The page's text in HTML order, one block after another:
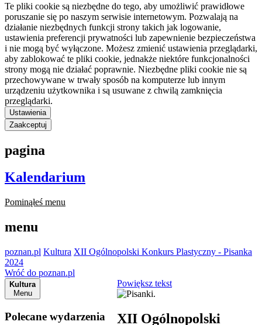
Te pliki cookie są niezbędne do tego, aby umożliwić prawidłowe
poruszanie się po naszym serwisie internetowym. Pozwalają na
działanie niezbędnych funkcji strony takich jak logowanie,
ustawienia preferencji prywatności lub zapewnienie bezpieczeństwa
i nie mogą być wyłączone. Możesz zmienić ustawienia przeglądarki,
aby zablokować te pliki cookie, jednakże niektóre funkcjonalności
strony mogą nie działać poprawnie. Niezbędne pliki cookie nie są
przechowywane w trwały sposób na komputerze lub innym
urządzeniu użytkownika i są usuwane z chwilą zamknięcia
przeglądarki.
Ustawienia
Zaakceptuj
pagina
Kalendarium
Pominąłeś menu
menu
poznan.pl Kultura XII Ogólnopolski Konkurs Plastyczny - Pisanka
2024
Wróć do poznan.pl
Kultura
Menu
Polecane wydarzenia
Powiększ tekst
XII Ogólnopolski